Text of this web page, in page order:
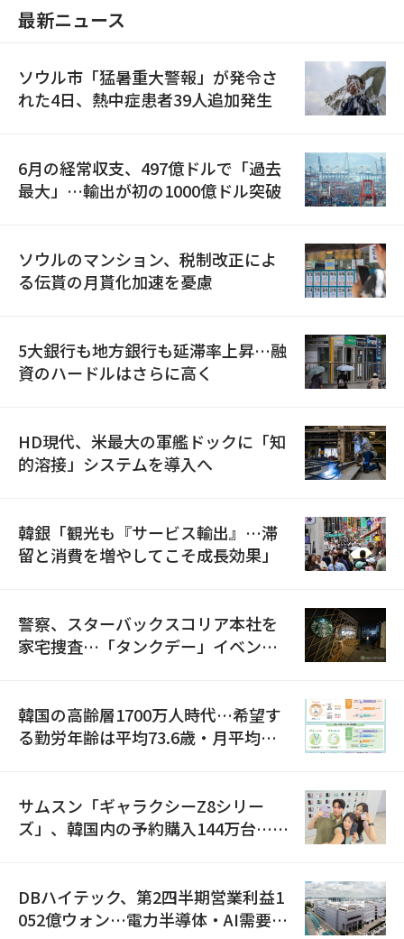
最新ニュース
ソウル市「猛暑重大警報」が発令さ
れた4日、熱中症患者39人追加発生
6月の経常収支、497億ドルで「過去
最大」…輸出が初の1000億ドル突破
ソウルのマンション、税制改正によ
る伝貰の月貰化加速を憂慮
5大銀行も地方銀行も延滞率上昇…融
資のハードルはさらに高く
HD現代、米最大の軍艦ドックに「知
的溶接」システムを導入へ
韓銀「観光も『サービス輸出』…滞
留と消費を増やしてこそ成長効果」
警察、スターバックスコリア本社を
家宅捜査…「タンクデー」イベント
韓国の高齢層1700万人時代…希望す
る勤労年齢は平均73.6歳・月平均賃
サムスン「ギャラクシーZ8シリー
ズ」、韓国内の予約購入144万台…
DBハイテック、第2四半期営業利益1
052億ウォン…電力半導体・AI需要増